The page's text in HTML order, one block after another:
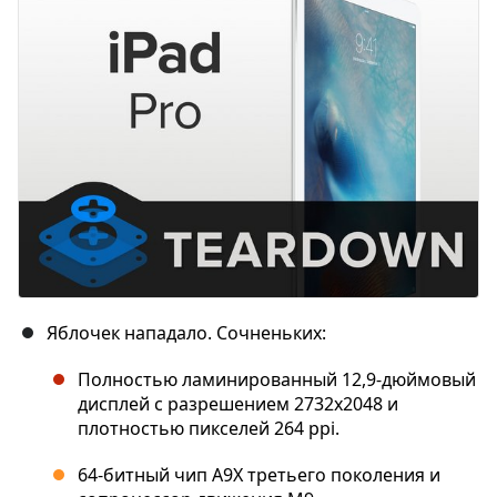
Яблочек нападало. Сочненьких:
Полностью ламинированный 12,9-дюймовый
дисплей с разрешением 2732x2048 и
плотностью пикселей 264 ppi.
64-битный чип A9X третьего поколения и